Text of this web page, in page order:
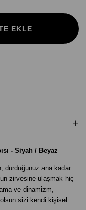
- Siyah / Beyaz
durduğunuz ana kadar
zirvesine ulaşmak hiç
ve dinamizm,
sizi kendi kişisel